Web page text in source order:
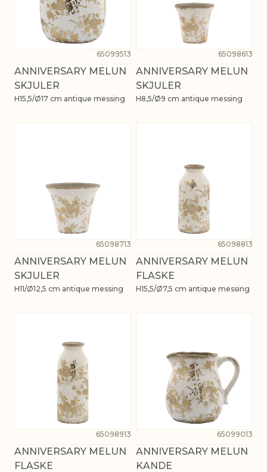
65099513
ANNIVERSARY MELUN
SKJULER
H15,5/Ø17 cm antique messing
65098613
ANNIVERSARY MELUN
SKJULER
H8,5/Ø9 cm antique messing
65098713
ANNIVERSARY MELUN
SKJULER
H11/Ø12,5 cm antique messing
65098813
ANNIVERSARY MELUN
FLASKE
H15,5/Ø7,5 cm antique messing
65098913
ANNIVERSARY MELUN
FLASKE
65099013
ANNIVERSARY MELUN
KANDE